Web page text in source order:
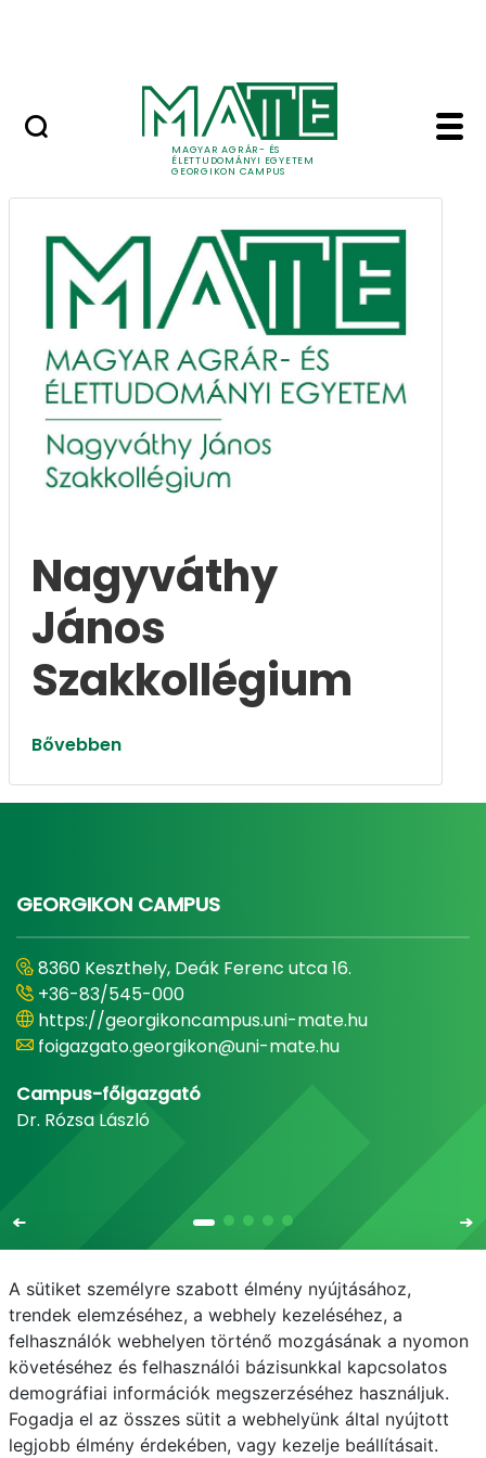
MAGYAR AGRÁR- ÉS
ÉLETTUDOMÁNYI EGYETEM
GEORGIKON CAMPUS
Szakkollégium -
Szakkollégium
Nagyváthy
János
Szakkollégium
Bővebben
GEORGIKON CAMPUS
8360 Keszthely, Deák Ferenc utca 16.
+36-83/545-000
https://georgikoncampus.uni-mate.hu
foigazgato.georgikon@uni-mate.hu
Campus-főigazgató
Dr. Rózsa László
E-mail Telefonkönyv NEPTUN
E-learning
Adatvédelem
A sütiket személyre szabott élmény nyújtásához,
trendek elemzéséhez, a webhely kezeléséhez, a
felhasználók webhelyen történő mozgásának a nyomon
követéséhez és felhasználói bázisunkkal kapcsolatos
demográfiai információk megszerzéséhez használjuk.
Fogadja el az összes sütit a webhelyünk által nyújtott
legjobb élmény érdekében, vagy kezelje beállításait.